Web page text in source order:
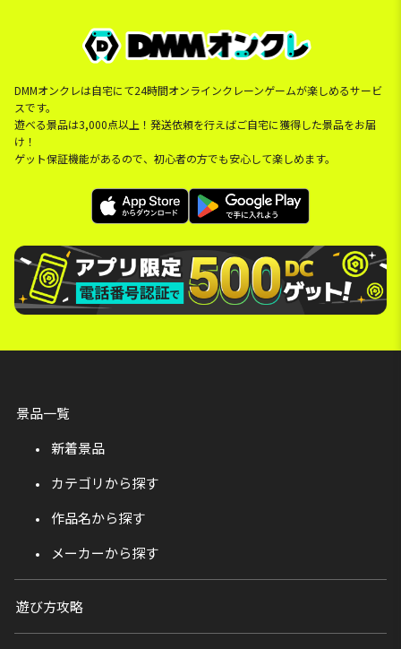
DMMオンクレは自宅にて24時間オンラインクレーンゲームが楽しめるサービ
スです。
遊べる景品は3,000点以上！発送依頼を行えばご自宅に獲得した景品をお届
け！
ゲット保証機能があるので、初心者の方でも安心して楽しめます。
景品一覧
新着景品
カテゴリから探す
作品名から探す
メーカーから探す
遊び方攻略